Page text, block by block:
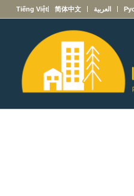
العربية 简体中文
Tiếng Việt